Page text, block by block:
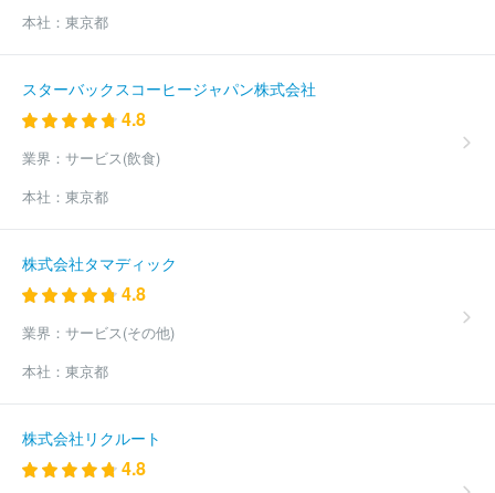
イキンエアテクノ株式会社
会社
株式会社マルゼン 西華産業株式会社
ーポレーション
第一実業株式会社
Ｙ
ＫＴ株式会社
岡部バルブ工業株式会社
式会社
株式会社日本トリム
社
ほか(3256件)
本社： 東京都
スターバックスコーヒージャパン株式会社
4.8
業界： サービス(飲食)
本社： 東京都
株式会社タマディック
4.8
業界： サービス(その他)
本社： 東京都
株式会社リクルート
4.8